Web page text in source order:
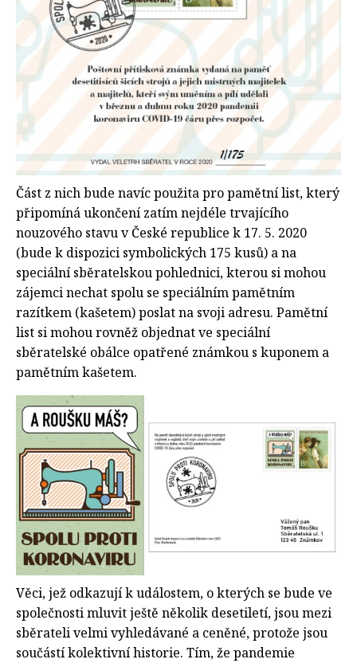
Část z nich bude navíc použita pro pamětní list, který
připomíná ukončení zatím nejdéle trvajícího
nouzového stavu v České republice k 17. 5. 2020
(bude k dispozici symbolických 175 kusů) a na
speciální sběratelskou pohlednici, kterou si mohou
zájemci nechat spolu se speciálním pamětním
razítkem (kašetem) poslat na svoji adresu. Pamětní
list si mohou rovněž objednat ve speciální
sběratelské obálce opatřené známkou s kuponem a
pamětním kašetem.
Věci, jež odkazují k událostem, o kterých se bude ve
společnosti mluvit ještě několik desetiletí, jsou mezi
sběrateli velmi vyhledávané a ceněné, protože jsou
součástí kolektivní historie. Tím, že pandemie